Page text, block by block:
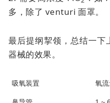
多，除了 venturi 面罩。
最后提纲挈领，总结一
器械的效果。
吸氧装置 氧